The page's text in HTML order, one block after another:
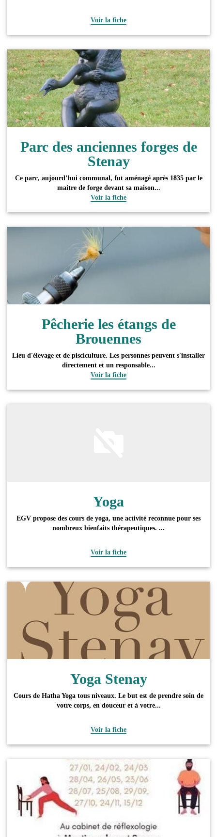
Voir la fiche
Parc des anciennes forges de
Stenay
Ce parc, aujourd’hui communal, fut aménagé après 1835 par le
maitre de forge devant sa maison...
Voir la fiche
Pêcherie les étangs de
Brouennes
Lieu d'élevage et de pisciculture. Les personnes peuvent s'installer
directement et un responsable...
Voir la fiche
Yoga
EGV propose des cours de yoga, une activité reconnue pour ses
nombreux bienfaits thérapeutiques. ...
Voir la fiche
Yoga Stenay
Cours de Hatha Yoga tous niveaux. Le but est de prendre soin de
votre corps, en douceur et à votre...
Voir la fiche